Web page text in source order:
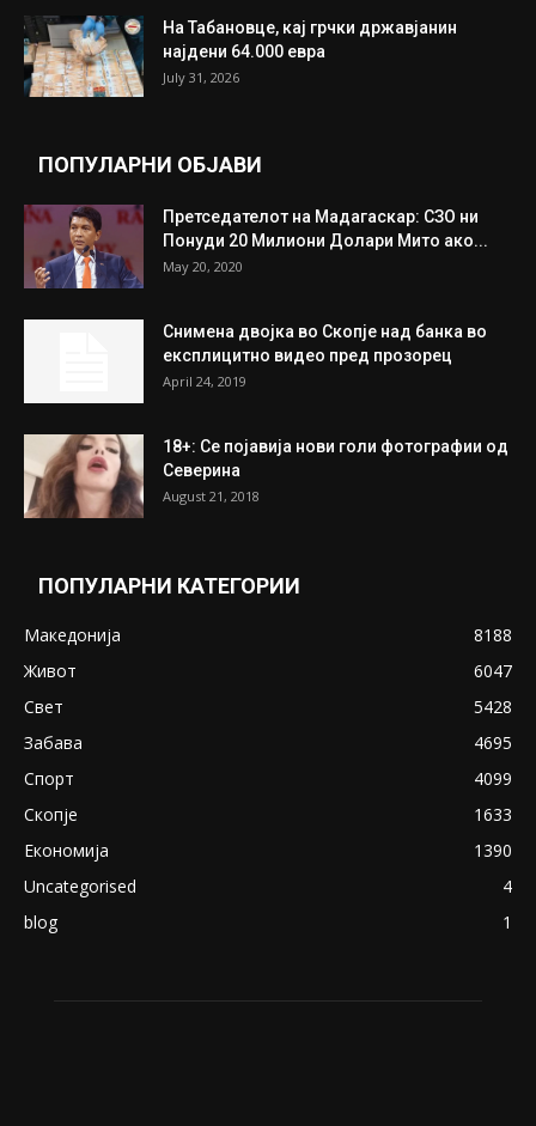
На Табановце, кај грчки државјанин
најдени 64.000 евра
July 31, 2026
ПОПУЛАРНИ ОБЈАВИ
Претседателот на Мадагаскар: СЗО ни
Понуди 20 Милиони Долари Мито ако...
May 20, 2020
Снимена двојка во Скопје над банка во
експлицитно видео пред прозорец
April 24, 2019
18+: Се појавија нови голи фотографии од
Северина
August 21, 2018
ПОПУЛАРНИ КАТЕГОРИИ
Македонија
8188
Живот
6047
Свет
5428
Забава
4695
Спорт
4099
Скопје
1633
Економија
1390
Uncategorised
4
blog
1